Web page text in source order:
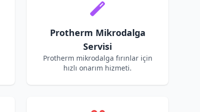
Protherm Mikrodalga
Servisi
Protherm mikrodalga fırınlar için
hızlı onarım hizmeti.